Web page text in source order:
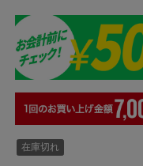
在庫切れ